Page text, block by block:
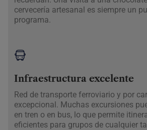
cervecería artesanal es siempre un
programa.
Infraestructura excelente
Red de transporte ferroviario y por
excepcional. Muchas excursiones
en tren o en bus, lo que permite
eficientes para grupos de cualquier